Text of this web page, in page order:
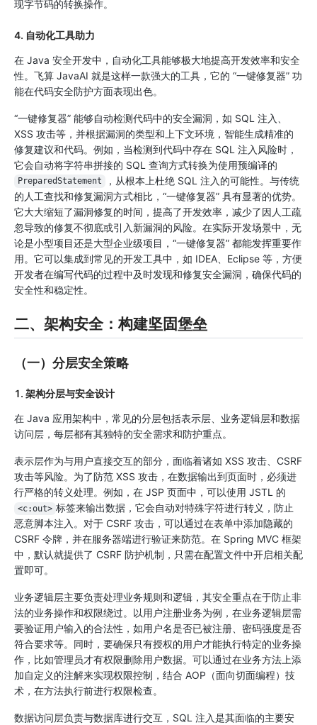
现字节码的转换操作。
4. 自动化工具助力
在 Java 安全开发中，自动化工具能够极大地提高开发效率和安全
性。飞算 JavaAI 就是这样一款强大的工具，它的 “一键修复器” 功
能在代码安全防护方面表现出色。
“一键修复器” 能够自动检测代码中的安全漏洞，如 SQL 注入、
XSS 攻击等，并根据漏洞的类型和上下文环境，智能生成精准的
修复建议和代码。例如，当检测到代码中存在 SQL 注入风险时，
它会自动将字符串拼接的 SQL 查询方式转换为使用预编译的
PreparedStatement
，从根本上杜绝 SQL 注入的可能性。与传统
的人工查找和修复漏洞方式相比，“一键修复器” 具有显著的优势。
它大大缩短了漏洞修复的时间，提高了开发效率，减少了因人工疏
忽导致的修复不彻底或引入新漏洞的风险。在实际开发场景中，无
论是小型项目还是大型企业级项目，“一键修复器” 都能发挥重要作
用。它可以集成到常见的开发工具中，如 IDEA、Eclipse 等，方便
开发者在编写代码的过程中及时发现和修复安全漏洞，确保代码的
安全性和稳定性。
二、架构安全：构建坚固堡垒
（一）分层安全策略
1. 架构分层与安全设计
在 Java 应用架构中，常见的分层包括表示层、业务逻辑层和数据
访问层，每层都有其独特的安全需求和防护重点。
表示层作为与用户直接交互的部分，面临着诸如 XSS 攻击、CSRF
攻击等风险。为了防范 XSS 攻击，在数据输出到页面时，必须进
行严格的转义处理。例如，在 JSP 页面中，可以使用 JSTL 的
<c:out> 标签来输出数据，它会自动对特殊字符进行转义，防止
恶意脚本注入。对于 CSRF 攻击，可以通过在表单中添加隐藏的
CSRF 令牌，并在服务器端进行验证来防范。在 Spring MVC 框架
中，默认就提供了 CSRF 防护机制，只需在配置文件中开启相关配
置即可。
业务逻辑层主要负责处理业务规则和逻辑，其安全重点在于防止非
法的业务操作和权限绕过。以用户注册业务为例，在业务逻辑层需
要验证用户输入的合法性，如用户名是否已被注册、密码强度是否
符合要求等。同时，要确保只有授权的用户才能执行特定的业务操
作，比如管理员才有权限删除用户数据。可以通过在业务方法上添
加自定义的注解来实现权限控制，结合 AOP（面向切面编程）技
术，在方法执行前进行权限检查。
数据访问层负责与数据库进行交互，SQL 注入是其面临的主要安